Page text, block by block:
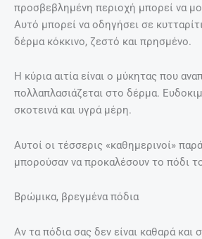
προσβεβλημένη περιοχή μπορεί να
Αυτό μπορεί να οδηγήσει σε
δέρμα κόκκινο, ζεστό και πρησμένο.
Η κύρια αιτία είναι ο μύκητας που
πολλαπλασιάζεται στο δέρμα.
σκοτεινά και υγρά μέρη.
Αυτοί οι τέσσερις «καθημερινοί»
μπορούσαν να προκαλέσουν το πόδι
Βρώμικα, βρεγμένα πόδια
Αν τα πόδια σας δεν είναι καθαρά και